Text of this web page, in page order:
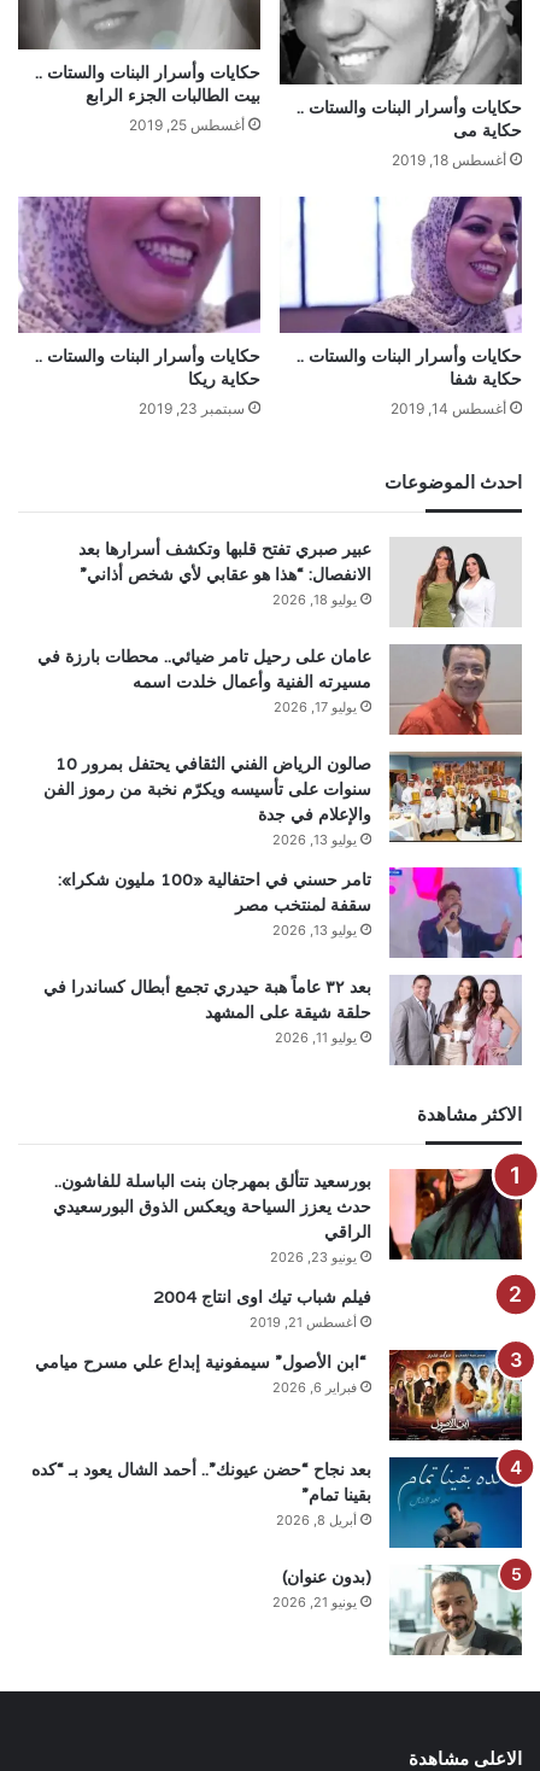
حكايات وأسرار البنات والستات ..
حكاية مى
أغسطس 18, 2019
حكايات وأسرار البنات والستات ..
بيت الطالبات الجزء الرابع
أغسطس 25, 2019
حكايات وأسرار البنات والستات ..
حكاية شفا
أغسطس 14, 2019
حكايات وأسرار البنات والستات ..
حكاية ريكا
سبتمبر 23, 2019
احدث الموضوعات
عبير صبري تفتح قلبها وتكشف أسرارها بعد
الانفصال: “هذا هو عقابي لأي شخص أذاني”
يوليو 18, 2026
عامان على رحيل تامر ضيائي.. محطات بارزة في
مسيرته الفنية وأعمال خلدت اسمه
يوليو 17, 2026
صالون الرياض الفني الثقافي يحتفل بمرور 10
سنوات على تأسيسه ويكرّم نخبة من رموز الفن
والإعلام في جدة
يوليو 13, 2026
تامر حسني في احتفالية «100 مليون شكرا»:
سقفة لمنتخب مصر
يوليو 13, 2026
بعد ٣٢ عاماً هبة حيدري تجمع أبطال كساندرا في
حلقة شيقة على المشهد
يوليو 11, 2026
الاكثر مشاهدة
بورسعيد تتألق بمهرجان بنت الباسلة للفاشون..
حدث يعزز السياحة ويعكس الذوق البورسعيدي
الراقي
يونيو 23, 2026
فيلم شباب تيك اوى انتاج 2004
أغسطس 21, 2019
“ابن الأصول” سيمفونية إبداع علي مسرح ميامي
فبراير 6, 2026
بعد نجاح “حضن عيونك”.. أحمد الشال يعود بـ “كده
بقينا تمام”
أبريل 8, 2026
(بدون عنوان)
يونيو 21, 2026
الاعلى مشاهدة